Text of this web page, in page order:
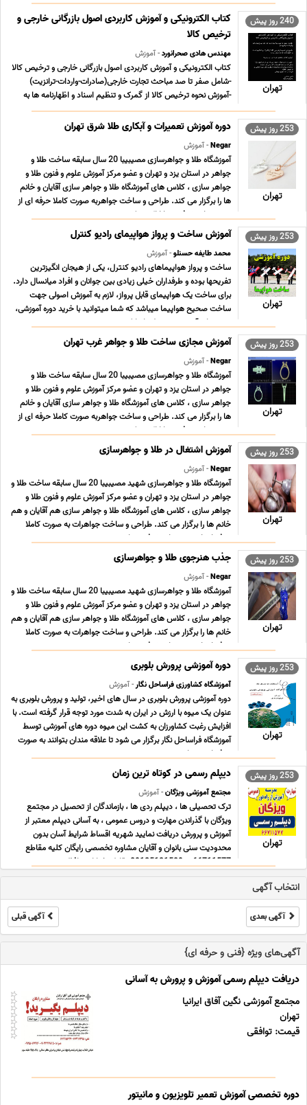
240 روز پیش
تهران
کتاب الکترونیکی و آموزش کاربردی اصول بازرگانی خارجی و
ترخیص کالا
مهندس هادی صحرانورد- آموزش
کتاب الکترونیکی و آموزش کاربردی اصول بازرگانی خارجی و ترخیص کالا
-شامل صفر تا صد مباحث تجارت خارجی(صادرات-واردات-ترانزیت)
-آموزش نحوه ترخیص کالا از گمرک و تنظیم اسناد و اظهارنامه ها به
زبان ساده -اولین کتاب منتشر شده در این زمینه - نویسنده و مولف
مهندس هادی صحرانورد (با بیش از ... ...
253 روز پیش
تهران
دوره آموزش تعمیرات و آبکاری طلا شرق تهران
Negar- آموزش
آموزشگاه طلا و جواهرسازی مصیبیبا 20 سال سابقه ساخت طلا و
جواهر در استان یزد و تهران و عضو مرکز آموزش علوم و فنون طلا و
جواهر سازى ، کلاس هاى آموزشگاه طلا و جواهر سازى آقایان و خانم
ها را برگزار می کند. طراحى و ساخت جواهربه صورت کاملا حرفه اى از
مبتدى تا پیشرفته و با ارائه مدرک دی ... ...
253 روز پیش
تهران
آموزش ساخت و پرواز هواپیمای رادیو کنترل
محمد طایفه حسنلو- آموزش
ساخت و پرواز هواپیماهای رادیو کنترل، یکی از هیجان انگیزترین
تفریحها بوده و طرفداران خیلی زیادی بین جوانان و افراد میانسال دارد.
برای ساخت یک هواپیمای قابل پرواز، لازم به آموزش اصولی جهت
ساخت صحیح هواپیما میباشد که شما میتوانید با خرید دوره آموزشی،
ویدیوهای آموزشی مربوطه را دانلود ... ...
253 روز پیش
تهران
آموزش مجازی ساخت طلا و جواهر غرب تهران
Negar- آموزش
آموزشگاه طلا و جواهرسازی مصیبیبا 20 سال سابقه ساخت طلا و
جواهر در استان یزد و تهران و عضو مرکز آموزش علوم و فنون طلا و
جواهر سازى ، کلاس هاى آموزشگاه طلا و جواهر سازى آقایان و خانم
ها را برگزار می کند. طراحى و ساخت جواهربه صورت کاملا حرفه اى از
مبتدى تا پیشرفته و با ارائه مدرک دی ... ...
253 روز پیش
تهران
آموزش اشتغال در طلا و جواهرسازی
Negar- آموزش
آموزشگاه طلا و جواهرسازی شهید مصیبیبا 20 سال سابقه ساخت طلا و
جواهر در استان یزد و تهران و عضو مرکز آموزش علوم و فنون طلا و
جواهر سازى ، کلاس هاى آموزشگاه طلا و جواهر سازى هم آقایان و هم
خانم ها را برگزار می کند. طراحى و ساخت جواهرات به صورت کاملا
حرفه اى از مبتدى تا پیشرفته و با ... ...
253 روز پیش
تهران
جذب هنرجوی طلا و جواهرسازی
Negar- آموزش
آموزشگاه طلا و جواهرسازی شهید مصیبیبا 20 سال سابقه ساخت طلا و
جواهر در استان یزد و تهران و عضو مرکز آموزش علوم و فنون طلا و
جواهر سازى ، کلاس هاى آموزشگاه طلا و جواهر سازى هم آقایان و هم
خانم ها را برگزار می کند. طراحى و ساخت جواهرات به صورت کاملا
حرفه اى از مبتدى تا پیشرفته و با ... ...
253 روز پیش
تهران
دوره آموزشی پرورش بلوبری
آموزشگاه کشاورزی فراساحل نگار- آموزش
دوره آموزشی پرورش بلوبری در سال های اخیر، تولید و پرورش بلوبری به
عنوان یک میوه با ارزش در ایران به شدت مورد توجه قرار گرفته است. با
افزایش رغبت کشاورزان به کشت این میوه دوره های آموزشی توسط
آموزشگاه فراساحل نگار برگزار می شود تا علاقه مندان بتوانند به صورت
حرفه ای و تجاری به پرو ... ...
253 روز پیش
تهران
دیپلم رسمی در کوتاه ترین زمان
مجتمع آموزشی ویژگان- آموزش
ترک تحصیلی ها ، دیپلم ردی ها ، بازماندگان از تحصیل در مجتمع
ویژگان با گذراندن مهارت و دروس عمومی ، به آسانی دیپلم معتبر از
آموزش و پرورش دریافت نمایید شهریه اقساط شرایط آسان بدون
محدودیت سنی بانوان و آقایان مشاوره تخصصی رایگان کلیه مقاطع
66711577 – 09125131509 تقاطع خیابان حافظ و ... ...
انتخاب آگهی
آگهی بعدی آگهی قبلی
آگهی‌های ویژه {فنی و حرفه ای}
دریافت دیپلم رسمی آموزش و پرورش به آسانی
مجتمع آموزشی نگین آفاق ایرانیا
تهران
قیمت: توافقی
دوره تخصصی آموزش تعمیر تلویزیون و مانیتور